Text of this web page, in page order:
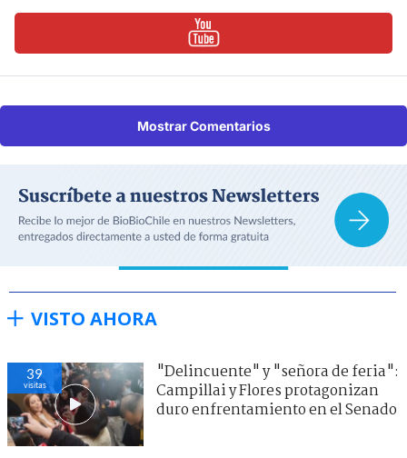
Mostrar Comentarios
VISTO AHORA
39
visitas
"Delincuente" y "señora de feria":
Campillai y Flores protagonizan
duro enfrentamiento en el Senado